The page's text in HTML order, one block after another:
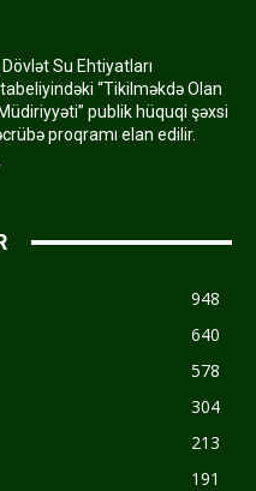
Su Ehtiyatları
“Tikilməkdə Olan
publik hüquqi şəxsi
proqramı elan edilir.
948
640
578
304
213
191